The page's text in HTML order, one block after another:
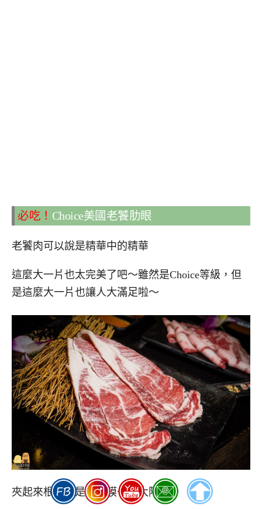
必吃！ Choice美國老饕肋眼
老饕肉可以說是精華中的精華
這麼大一片也太完美了吧～雖然是Choice等級，但
是這麼大一片也讓人大滿足啦～
夾起來根本就是跟面膜一樣大阿